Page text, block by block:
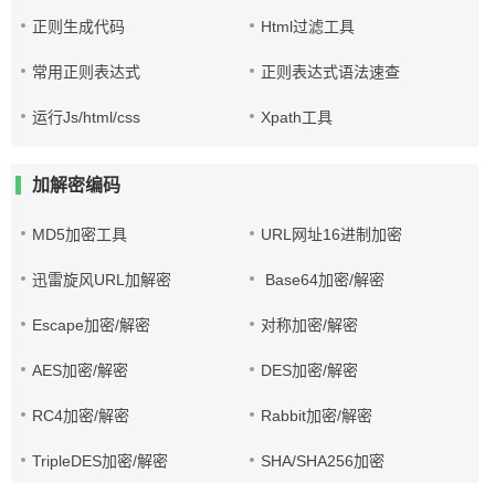
正则生成代码 Html过滤工具
常用正则表达式 正则表达式语法速查
运行Js/html/css Xpath工具
加解密编码
MD5加密工具 URL网址16进制加密
迅雷旋风URL加解密 Base64加密/解密
Escape加密/解密 对称加密/解密
AES加密/解密 DES加密/解密
RC4加密/解密 Rabbit加密/解密
TripleDES加密/解密 SHA/SHA256加密